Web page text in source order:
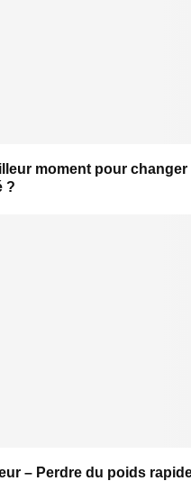
moment pour changer
?
– Perdre du poids